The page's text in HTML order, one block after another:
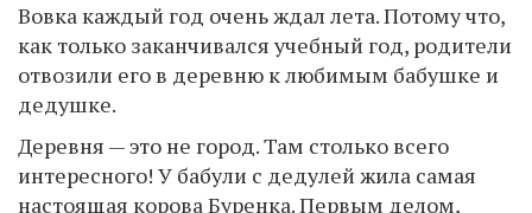
Вовка каждый год очень ждал лета. Потому что,
как только заканчивался учебный год, родители
отвозили его в деревню к любимым бабушке и
дедушке.
Деревня — это не город. Там столько всего
интересного! У бабули с дедулей жила самая
настоящая корова Буренка. Первым делом,